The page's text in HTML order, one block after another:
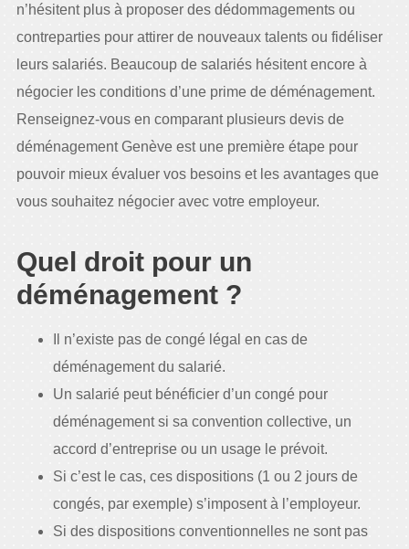
n’hésitent plus à proposer des dédommagements ou
contreparties pour attirer de nouveaux talents ou fidéliser
leurs salariés. Beaucoup de salariés hésitent encore à
négocier les conditions d’une prime de déménagement.
Renseignez-vous en comparant plusieurs devis de
déménagement Genève est une première étape pour
pouvoir mieux évaluer vos besoins et les avantages que
vous souhaitez négocier avec votre employeur.
Quel droit pour un
déménagement ?
Il n’existe pas de congé légal en cas de
déménagement du salarié.
Un salarié peut bénéficier d’un congé pour
déménagement si sa convention collective, un
accord d’entreprise ou un usage le prévoit.
Si c’est le cas, ces dispositions (1 ou 2 jours de
congés, par exemple) s’imposent à l’employeur.
Si des dispositions conventionnelles ne sont pas